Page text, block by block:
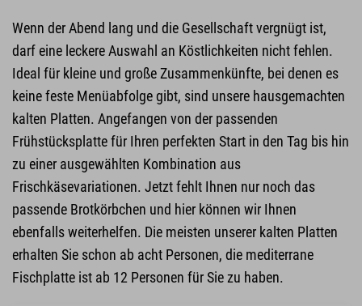
Wenn der Abend lang und die Gesellschaft vergnügt ist,
darf eine leckere Auswahl an Köstlichkeiten nicht fehlen.
Ideal für kleine und große Zusammenkünfte, bei denen es
keine feste Menüabfolge gibt, sind unsere hausgemachten
kalten Platten. Angefangen von der passenden
Frühstücksplatte für Ihren perfekten Start in den Tag bis hin
zu einer ausgewählten Kombination aus
Frischkäsevariationen. Jetzt fehlt Ihnen nur noch das
passende Brotkörbchen und hier können wir Ihnen
ebenfalls weiterhelfen. Die meisten unserer kalten Platten
erhalten Sie schon ab acht Personen, die mediterrane
Fischplatte ist ab 12 Personen für Sie zu haben.